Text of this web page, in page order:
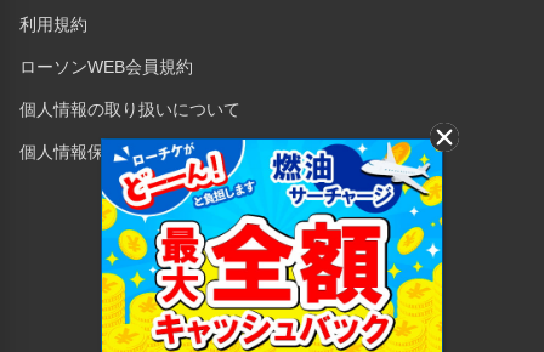
利用規約
ローソンWEB会員規約
個人情報の取り扱いについて
個人情報保護方針
Copyright © 1998 Lawson Entertainment, Inc.